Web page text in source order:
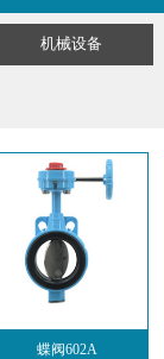
机械设备
蝶阀602A